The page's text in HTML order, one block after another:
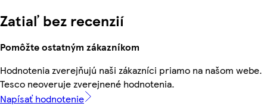
Zatiaľ bez recenzií
Pomôžte ostatným zákazníkom
Hodnotenia zverejňujú naši zákazníci priamo na našom webe.
Tesco neoveruje zverejnené hodnotenia.
Napísať hodnotenie